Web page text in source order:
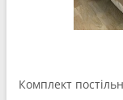
Комплект